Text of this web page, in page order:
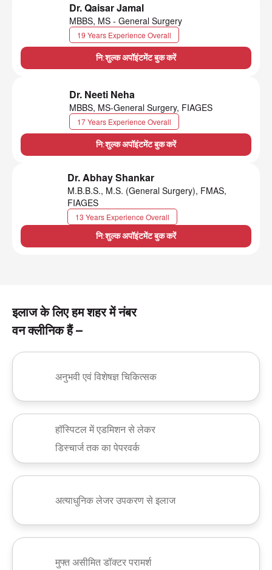
Dr. Qaisar Jamal
MBBS, MS - General Surgery
19 Years Experience Overall
नि:शुल्क अपॉइंटमेंट बुक करें
Dr. Neeti Neha
MBBS, MS-General Surgery, FIAGES
17 Years Experience Overall
नि:शुल्क अपॉइंटमेंट बुक करें
Dr. Abhay Shankar
M.B.B.S., M.S. (General Surgery), FMAS,
FIAGES
13 Years Experience Overall
नि:शुल्क अपॉइंटमेंट बुक करें
इलाज के लिए हम शहर में नंबर
वन क्लीनिक हैं –
अनुभवी एवं विशेषज्ञ चिकित्सक
हॉस्पिटल में एडमिशन से लेकर
डिस्चार्ज तक का पेपरवर्क
अत्याधुनिक लेजर उपकरण से इलाज
मुफ्त असीमित डॉक्टर परामर्श